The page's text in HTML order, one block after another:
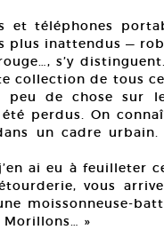
et téléphones
plus inattendus —
s’y
collection de tous
de chose sur
perdus. On
un cadre
ai eu à feuilleter
vous
moissonneuse-
Morillons… »